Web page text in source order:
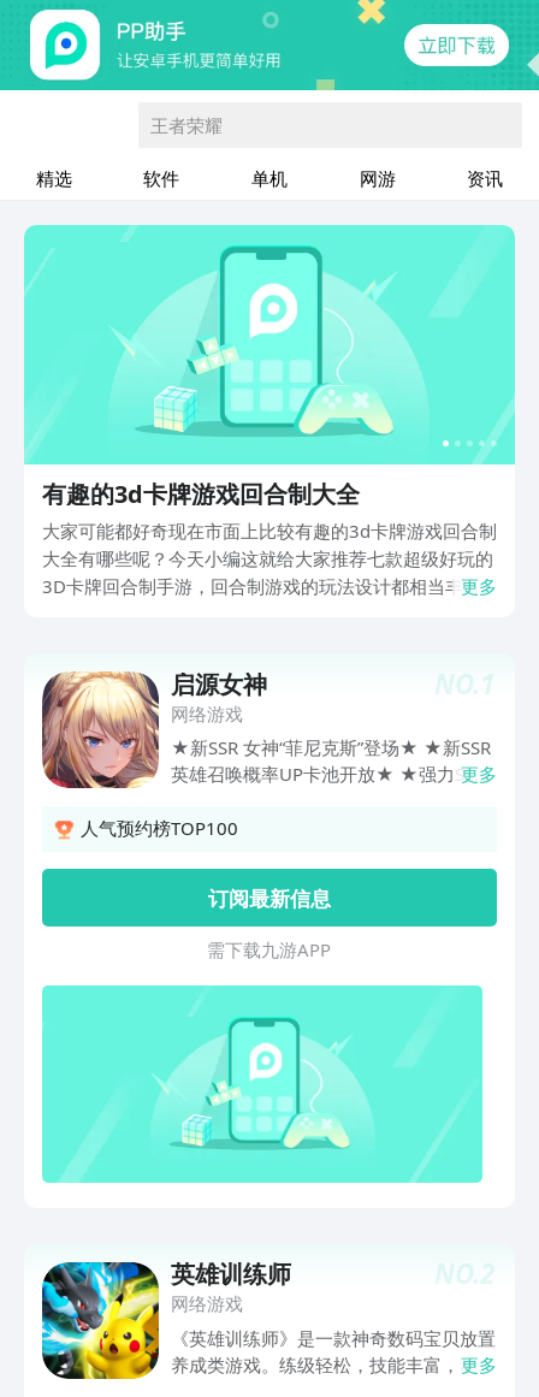
王者荣耀
精选 软件 单机 网游 资讯
有趣的3d卡牌游戏回合制大全
大家可能都好奇现在市面上比较有趣的3d卡牌游戏回合制
大全有哪些呢？今天小编这就给大家推荐七款超级好玩的
3D卡牌回合制手游，回合制游戏的玩法设计都相当丰富
样，好多人都特别喜欢玩这种模式的游戏。
更多
NO.1
启源女神
网络游戏
★新SSR 女神“菲尼克斯”登场★ ★新SSR
英雄召唤概率UP卡池开放★ ★强力SSR
运塔罗牌】【SSR器灵石礼包】★ ★超高
神圣使命。你将以平凡的佣兵队长身份，
通过神奇的塔罗牌将世界知名的英雄们逐
一召唤到身边，与强大的黑暗势力战斗，
解锁神秘剧情，书写属于你的奇幻冒险故
事。
更多
人气预约榜TOP100
订阅最新信息
需 下 载 九 游 A P P
NO.2
英雄训练师
网络游戏
《英雄训练师》是一款神奇数码宝贝放置
养成类游戏。练级轻松，技能丰富，动动
更多